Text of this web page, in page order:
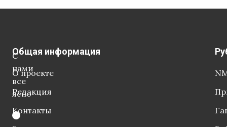
С
нами
все
ясно
Общая информация
О проекте
Редакция
Контакты